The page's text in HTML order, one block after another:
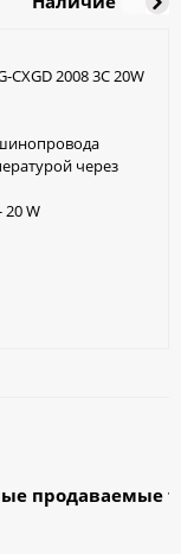
2008 3C 20W
через
W
продаваемые